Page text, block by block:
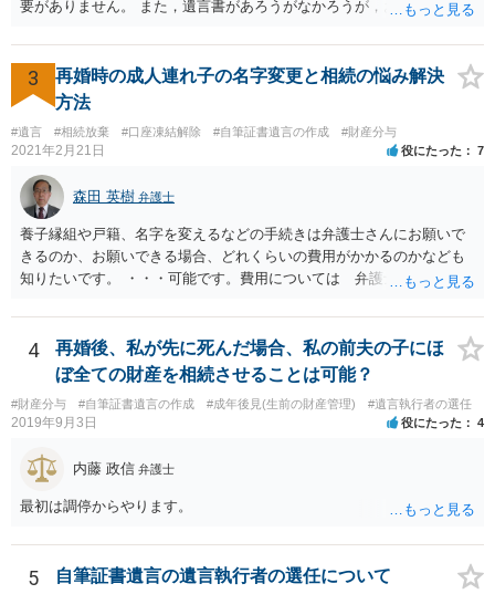
要がありません。 また，遺言書があろうがなかろうが，お父上のご兄
ご回答にもありますが， 代理人弁護士をたてて，その弁護士から相手
方に対して， ・相続に関する主張は法的根拠がなく，一切応じないこ
と ・今後一切の連絡をしてこないでほしいこと ・連絡を継続してくる
ようであれば警察への通報や法的措置も辞さないこと などを記載した
書面を発送してもらうことがよろしいように思います。
3
再婚時の成人連れ子の名字変更と相続の悩み解決
方法
#遺言 #相続放棄 #口座凍結解除 #自筆証書遺言の作成 #財産分与
2021年2月21日 役にたった 7
森田 英樹 弁護士
養子縁組や戸籍、名字を変えるなどの手続きは弁護士さんにお願いで
きるのか、お願いできる場合、どれくらいの費用がかかるのかなども
知りたいです。 ・・・可能です。費用については 弁護士と直接面談
ています。 やはり、成人した子のことまでごちゃごちゃ考えず、自分
の事だけ考えるべきなのでしょうか ・・・お子さんの事をまで含め良
い解決案があればお悩みになるのは当然と言えば当然のことです。 彼
と親子関係を結びたいと思っているが、名字は変えたくない・・・養
子縁組の必要があり 氏も変更することになります。 しかし 彼は成人
しているとは言え、自分の子と私の連れ子、全て平等にしたいと希
望。もちろん私もそうできればと思います。 ・・・婚姻前の契約 あ
るいは 遺言書などで その意思を実現する方法はあります。 弁護
士に相談してみてください。
4
再婚後、私が先に死んだ場合、私の前夫の子にほ
ぼ全ての財産を相続させることは可能？
#財産分与 #自筆証書遺言の作成 #成年後見(生前の財産管理) #遺言執行者の選任
2019年9月3日 役にたった 4
内藤 政信 弁護士
最初は調停からやります。
5 自筆証書遺言の遺言執行者の選任について